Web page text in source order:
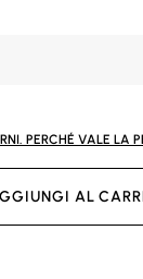
PERCHÉ VALE LA
AL